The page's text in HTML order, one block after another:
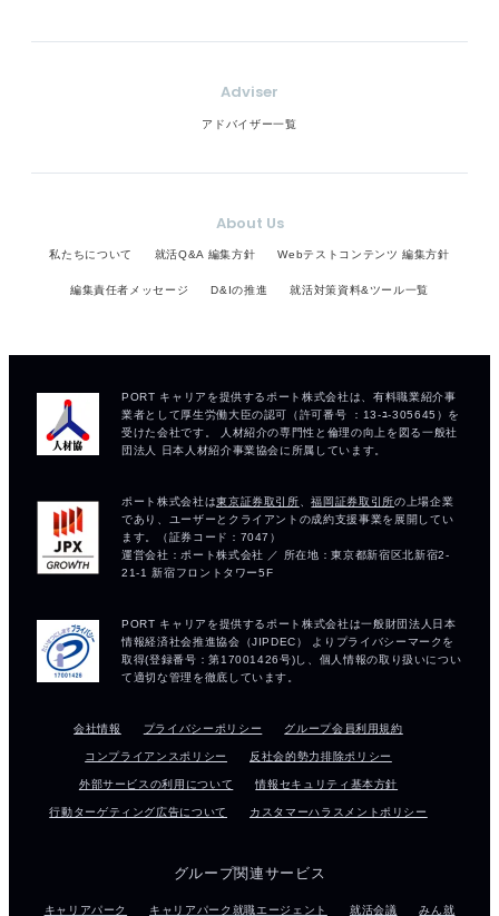
Adviser
アドバイザー一覧
About Us
私たちについて 就活Q&A 編集方針 Webテストコンテンツ 編集方針
編集責任者メッセージ D&Iの推進 就活対策資料&ツール一覧
会社情報 プライバシーポリシー グループ会員利用規約
コンプライアンスポリシー 反社会的勢力排除ポリシー
外部サービスの利用について 情報セキュリティ基本方針
行動ターゲティング広告について カスタマーハラスメントポリシー